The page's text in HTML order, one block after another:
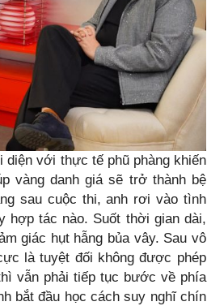
diện với thực tế phũ phàng khiến
vàng danh giá sẽ trở thành bệ
sau cuộc thi, anh rơi vào tình
hợp tác nào. Suốt thời gian dài,
giác hụt hẫng bủa vây. Sau vô
là tuyệt đối không được phép
vẫn phải tiếp tục bước về phía
bắt đầu học cách suy nghĩ chín